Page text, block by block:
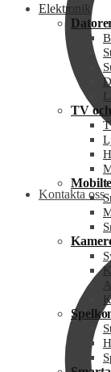
Kontakta oss
Elektronik
TV